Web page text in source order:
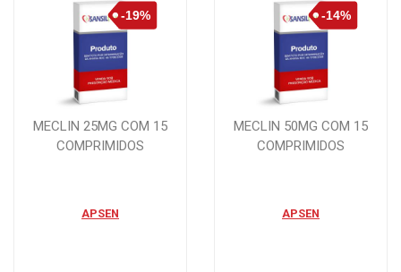
MECLIN 25MG COM 15
COMPRIMIDOS
APSEN
MECLIN 50MG COM 15
COMPRIMIDOS
APSEN